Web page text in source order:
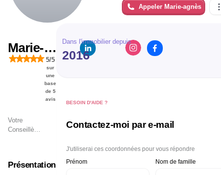
Marie-
agnès
BOTHOREL
5/5
sur
une
base
de 5
avis
Votre
Conseillère
Saint-
Présentation
Appeler Marie-agnès
Dans l'immobilier depuis
2016
BESOIN D'AIDE ?
Contactez-moi par e-mail
J'utiliserai ces coordonnées pour vous répondre
Prénom
Nom de famille